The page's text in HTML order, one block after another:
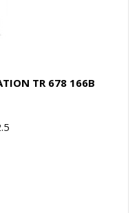
TR 678 166B